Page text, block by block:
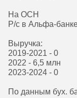
На ОСН
Р/с в Альфа-
Выручка:
2019-2021 - 0
2022 - 6,5 млн
2023-2024 - 0
По данным бух.